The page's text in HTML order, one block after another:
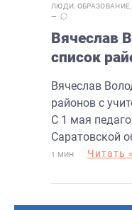
ЛЮДИ ОБРАЗОВАНИЕ
—
Вячеслав
список
Вячеслав
районов с
С 1 мая
Саратовской
1 МИН Читать »